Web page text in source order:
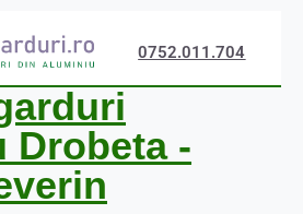
0752.011.704
Drobeta -